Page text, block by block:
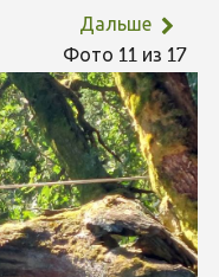
Дальше
Фото 11 из 17